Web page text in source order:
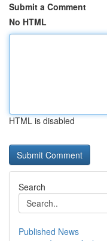
Submit a Comment
No HTML
HTML is disabled
Search
Published News